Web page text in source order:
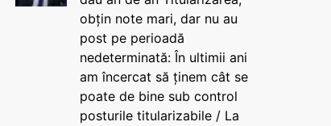
obțin note mari, dar nu au
post pe perioadă
nedeterminată: În ultimii ani
am încercat să ținem cât se
poate de bine sub control
posturile titularizabile / La